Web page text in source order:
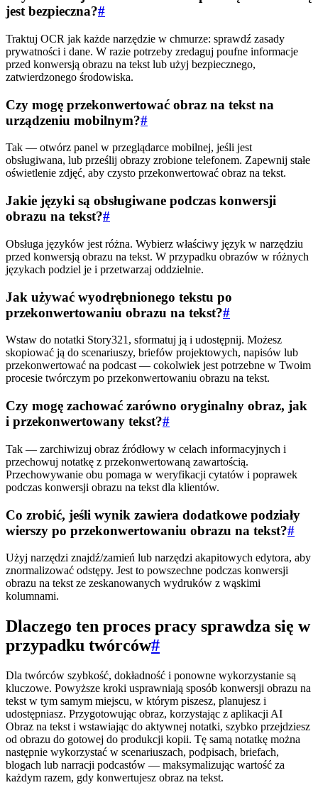
jest bezpieczna?#
Traktuj OCR jak każde narzędzie w chmurze: sprawdź zasady
prywatności i dane. W razie potrzeby zredaguj poufne informacje
przed konwersją obrazu na tekst lub użyj bezpiecznego,
zatwierdzonego środowiska.
Czy mogę przekonwertować obraz na tekst na
urządzeniu mobilnym?#
Tak — otwórz panel w przeglądarce mobilnej, jeśli jest
obsługiwana, lub prześlij obrazy zrobione telefonem. Zapewnij stałe
oświetlenie zdjęć, aby czysto przekonwertować obraz na tekst.
Jakie języki są obsługiwane podczas konwersji
obrazu na tekst?#
Obsługa języków jest różna. Wybierz właściwy język w narzędziu
przed konwersją obrazu na tekst. W przypadku obrazów w różnych
językach podziel je i przetwarzaj oddzielnie.
Jak używać wyodrębnionego tekstu po
przekonwertowaniu obrazu na tekst?#
Wstaw do notatki Story321, sformatuj ją i udostępnij. Możesz
skopiować ją do scenariuszy, briefów projektowych, napisów lub
przekonwertować na podcast — cokolwiek jest potrzebne w Twoim
procesie twórczym po przekonwertowaniu obrazu na tekst.
Czy mogę zachować zarówno oryginalny obraz, jak
i przekonwertowany tekst?#
Tak — zarchiwizuj obraz źródłowy w celach informacyjnych i
przechowuj notatkę z przekonwertowaną zawartością.
Przechowywanie obu pomaga w weryfikacji cytatów i poprawek
podczas konwersji obrazu na tekst dla klientów.
Co zrobić, jeśli wynik zawiera dodatkowe podziały
wierszy po przekonwertowaniu obrazu na tekst?#
Użyj narzędzi znajdź/zamień lub narzędzi akapitowych edytora, aby
znormalizować odstępy. Jest to powszechne podczas konwersji
obrazu na tekst ze zeskanowanych wydruków z wąskimi
kolumnami.
Dlaczego ten proces pracy sprawdza się w
przypadku twórców#
Dla twórców szybkość, dokładność i ponowne wykorzystanie są
kluczowe. Powyższe kroki usprawniają sposób konwersji obrazu na
tekst w tym samym miejscu, w którym piszesz, planujesz i
udostępniasz. Przygotowując obraz, korzystając z aplikacji AI
Obraz na tekst i wstawiając do aktywnej notatki, szybko przejdziesz
od obrazu do gotowej do produkcji kopii. Tę samą notatkę można
następnie wykorzystać w scenariuszach, podpisach, briefach,
blogach lub narracji podcastów — maksymalizując wartość za
każdym razem, gdy konwertujesz obraz na tekst.